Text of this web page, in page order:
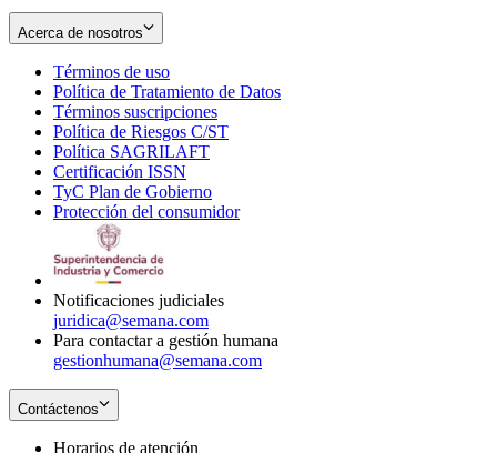
Acerca de nosotros
Términos de uso
in
new
window
Política de Tratamiento de Datos
Términos suscripciones
in
Política de Riesgos C/ST
Política SAGRILAFT
new
window
Certificación ISSN
in
new
TyC Plan de Gobierno
in
Protección del consumidorOpens
Notificaciones judiciales
juridica@semana.com
Para contactar a gestión humana
gestionhumana@semana.com
Contáctenos
Horarios de atención